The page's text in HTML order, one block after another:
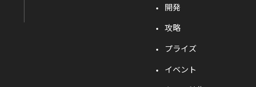
開発
攻略
プライズ
イベント